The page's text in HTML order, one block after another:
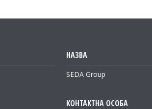
SEDA Group